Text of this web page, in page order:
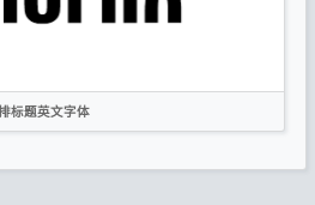
标题英文字体